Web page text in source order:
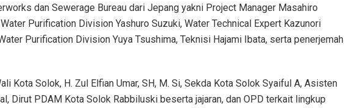
dan Sewerage Bureau dari Jepang yakni Project Manager Masahiro
Purification Division Yashuro Suzuki, Water Technical Expert Kazunori
Purification Division Yuya Tsushima, Teknisi Hajami Ibata, serta penerjemah
Kota Solok, H. Zul Elfian Umar, SH, M. Si, Sekda Kota Solok Syaiful A, Asisten
Dirut PDAM Kota Solok Rabbiluski beserta jajaran, dan OPD terkait lingkup